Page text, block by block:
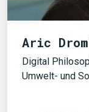
Aric
Digital
Umwelt- und